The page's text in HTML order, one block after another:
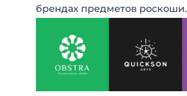
брендах предметов роскоши.